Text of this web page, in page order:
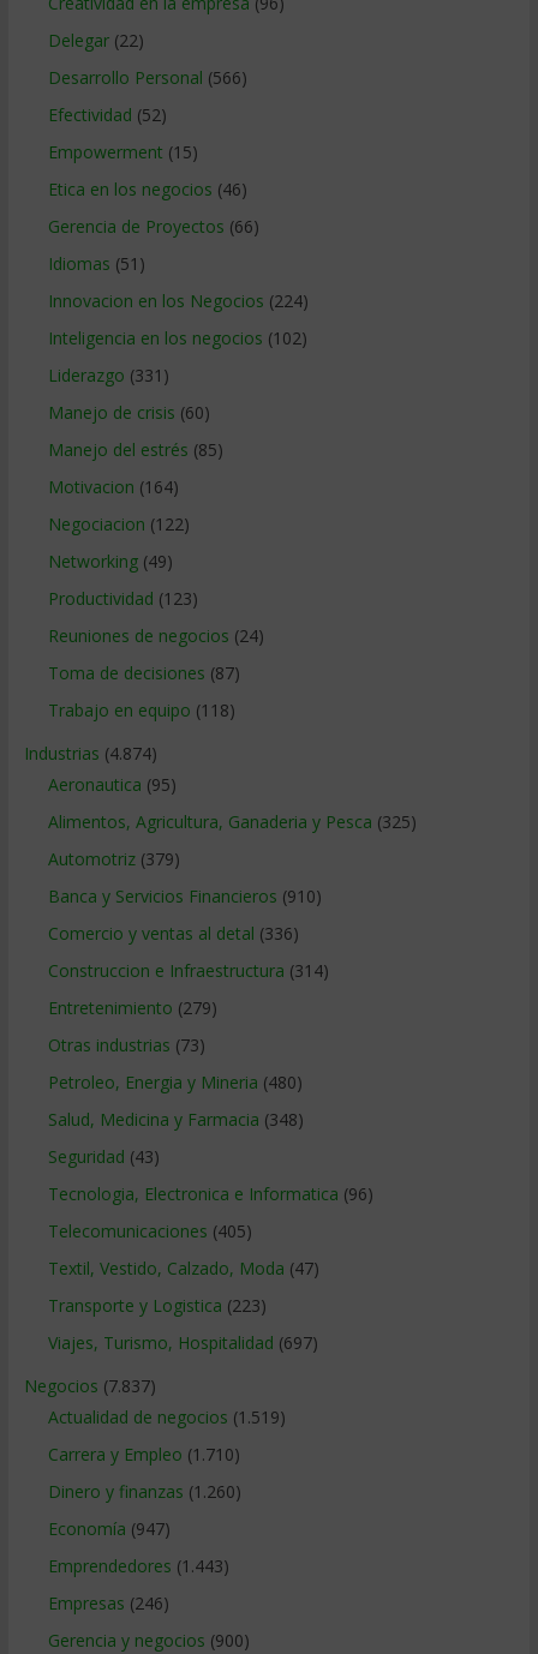
Delegar(22)
Desarrollo Personal (566)
Efectividad (52)
Empowerment (15)
Etica en los negocios (46)
Gerencia de Proyectos (66)
Idiomas (51)
Innovacion en los Negocios (224)
Inteligencia en los negocios (102)
Liderazgo (331)
Manejo de crisis (60)
Manejo del estrés (85)
Motivacion (164)
Negociacion (122)
Networking(49)
Productividad (123)
Reuniones de negocios (24)
Toma de decisiones (87)
Trabajo en equipo (118)
Industrias (4.874)
Aeronautica (95)
Alimentos, Agricultura, Ganaderia y Pesca (325)
Automotriz(379)
Banca y Servicios Financieros (910)
Comercio y ventas al detal (336)
Construccion e Infraestructura (314)
Entretenimiento (279)
Otras industrias (73)
Petroleo, Energia y Mineria (480)
Salud, Medicina y Farmacia (348)
Seguridad (43)
Tecnologia, Electronica e Informatica (96)
Telecomunicaciones (405)
Textil, Vestido, Calzado, Moda (47)
Transporte y Logistica (223)
Viajes, Turismo, Hospitalidad (697)
Negocios (7.837)
Actualidad de negocios (1.519)
Carrera y Empleo (1.710)
Dinero y finanzas (1.260)
Economía (947)
Emprendedores (1.443)
Empresas (246)
Gerencia y negocios (900)